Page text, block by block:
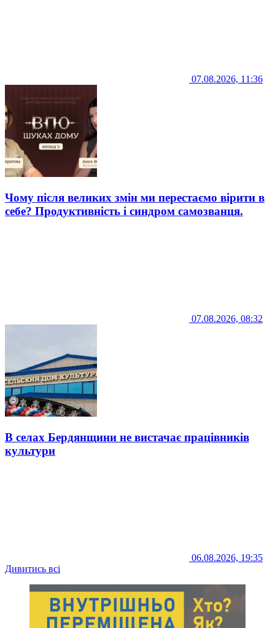
07.08.2026, 11:36
Чому після великих змін ми перестаємо вірити в
себе? Продуктивність і синдром самозванця.
07.08.2026, 08:32
В селах Бердянщини не вистачає працівників
культури
06.08.2026, 19:35
Дивитись всі